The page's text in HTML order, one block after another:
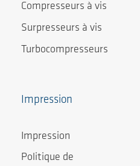
Compresseurs à vis
Surpresseurs à vis
Turbocompresseurs
Impression
Impression
Politique de